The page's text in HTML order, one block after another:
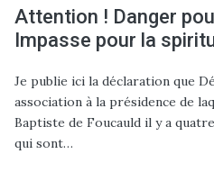
Attention ! Danger
Impasse pour la
Je publie ici la déclaration que
association à la présidence de
Baptiste de Foucauld il y a
qui sont…